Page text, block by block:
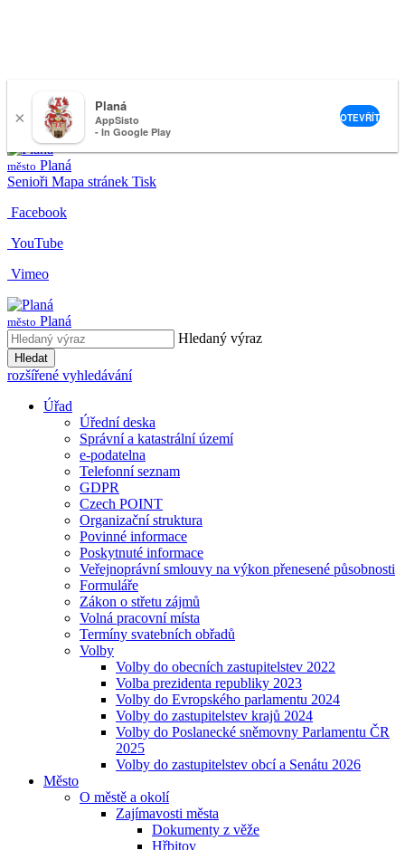
nemeckova@muplana.cz
město Planá
Senioři Mapa stránek Tisk
Facebook
YouTube
Vimeo
město Planá
Hledaný výraz
Hledat
rozšířené vyhledávání
Úřad
Úřední deska
Správní a katastrální území
e-podatelna
Telefonní seznam
GDPR
Czech POINT
Organizační struktura
Povinné informace
Poskytnuté informace
Veřejnoprávní smlouvy na výkon přenesené působnosti
Formuláře
Zákon o střetu zájmů
Volná pracovní místa
Termíny svatebních obřadů
Volby
Volby do obecních zastupitelstev 2022
Volba prezidenta republiky 2023
Volby do Evropského parlamentu 2024
Volby do zastupitelstev krajů 2024
Volby do Poslanecké sněmovny Parlamentu ČR
2025
Volby do zastupitelstev obcí a Senátu 2026
Město
O městě a okolí
Zajímavosti města
Dokumenty z věže
Hřbitov
×
Planá
AppSisto
- In Google Play
OTEVŘÍT